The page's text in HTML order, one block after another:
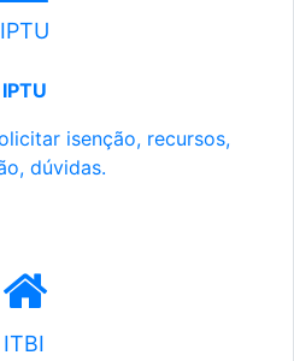
IPTU
IPTU
isenção, recursos,
dúvidas.
ITBI